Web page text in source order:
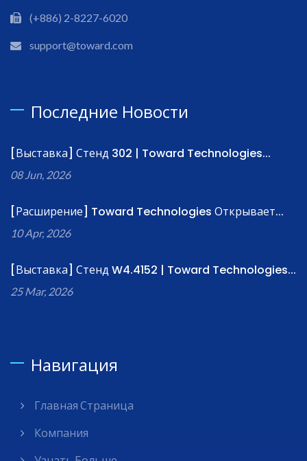
(+886) 2-8227-6020
support@toward.com
Последние Новости
[Выставка] Стенд 302 | Toward Technologies...
08 Jun, 2026
[Расширение] Toward Technologies Открывает...
10 Apr, 2026
[Выставка] Стенд W4.4152 | Toward Technologies...
25 Mar, 2026
Навигация
Главная Страница
Компания